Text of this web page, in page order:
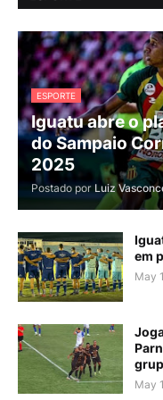
ESPORTE
Iguatu abre o
do Sampaio
2025
Postado por Luiz
em
May
May